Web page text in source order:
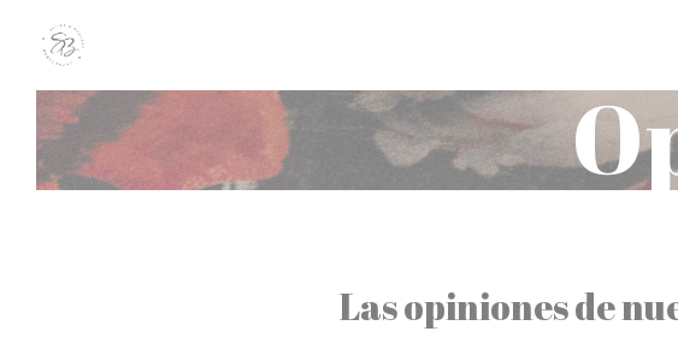
Las opiniones de